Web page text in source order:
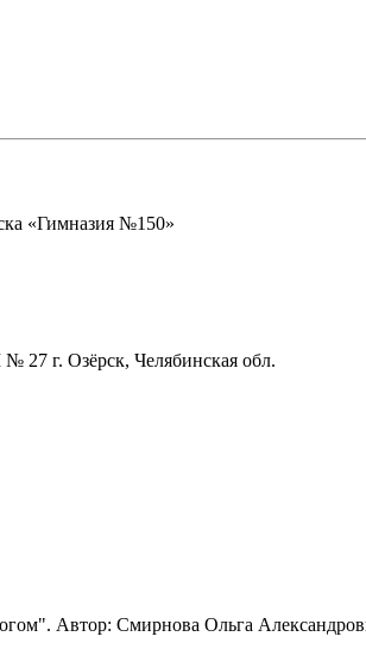
«Гимназия №150»
27 г. Озёрск, Челябинская обл.
Автор: Смирнова Ольга